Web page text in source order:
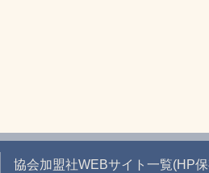
協会加盟社WEBサイト一覧(HP